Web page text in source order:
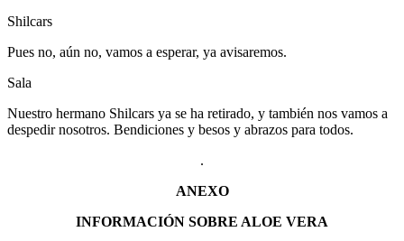
Shilcars
Pues no, aún no, vamos a esperar, ya avisaremos.
Sala
Nuestro hermano Shilcars ya se ha retirado, y también nos vamos a
despedir nosotros. Bendiciones y besos y abrazos para todos.
.
ANEXO
INFORMACIÓN SOBRE ALOE VERA